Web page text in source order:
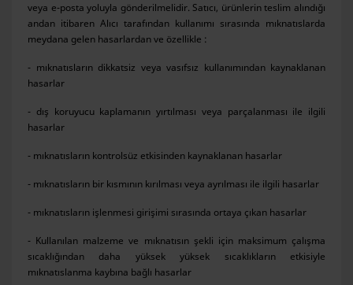
veya e-posta yoluyla gönderilmelidir. Satıcı, ürünlerin teslim alındığı
andan itibaren Alıcı tarafından kullanımı sırasında mıknatıslarda
meydana gelen hasarlardan ve özellikle :
- mıknatısların dikkatsiz veya vasıfsız kullanımından kaynaklanan
hasarlar
- dış koruyucu kaplamanın yırtılması veya parçalanması ile ilgili
hasarlar
- mıknatısların kontrolsüz etkisinden kaynaklanan hasarlar
- mıknatısların bir kısmının kırılması veya ayrılması ile ilgili hasarlar
- mıknatısların işlenmesi girişimi sırasında ortaya çıkan hasarlar
- Kullanılan malzeme ve mıknatısın şekli için maksimum çalışma
sıcaklığından daha yüksek yüksek sıcaklıkların etkisiyle
mıknatıslanma kaybına bağlı hasarlar